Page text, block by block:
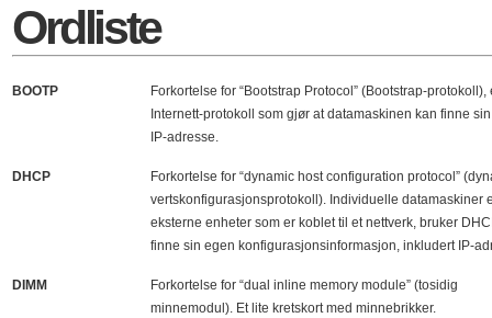
Ordliste
BOOTP
Forkortelse for “Bootstrap Protocol” (Bootstrap-protokoll),
Internett-protokoll som gjør at datamaskinen kan finne
IP-adresse.
DHCP
Forkortelse for “dynamic host configuration protocol”
vertskonfigurasjonsprotokoll). Individuelle datamaskiner
eksterne enheter som er koblet til et nettverk, bruker
finne sin egen konfigurasjonsinformasjon, inkludert IP-
DIMM
Forkortelse for “dual inline memory module” (tosidig
minnemodul). Et lite kretskort med minnebrikker.